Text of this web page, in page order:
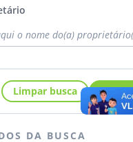
Limpar busca Buscar
DA BUSCA